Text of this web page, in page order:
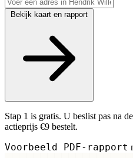
Bekijk kaart en rapport
Stap 1 is gratis. U beslist pas na
actieprijs €9 bestelt.
Voorbeeld PDF-rapport